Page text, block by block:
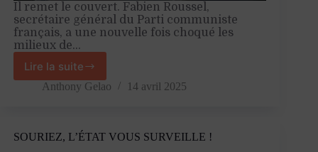
Il remet le couvert. Fabien Roussel,
secrétaire général du Parti communiste
français, a une nouvelle fois choqué les
milieux de…
Lire la suite
La
gauche
production,
Anthony Gelao 14 avril 2025
SOURIEZ, L’ÉTAT VOUS SURVEILLE !